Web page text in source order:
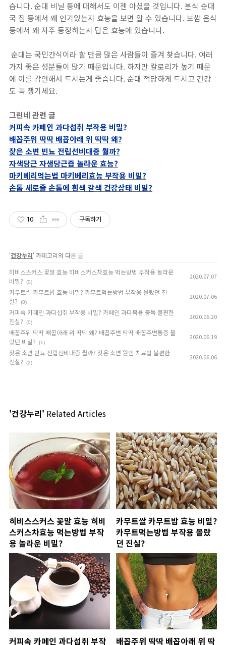
습니다. 순대 비닐 등에 대해서도 이젠 아셨을 것입니다. 분식 순대
국 집 등에서 왜 인기있는지 효능을 보면 알 수 있습니다. 보쌈 음식
등에서 왜 자주 등장하는지 답은 효능에 있습니다.
순대는 국민간식이라 할 만큼 많은 사람들이 즐겨 찾습니다. 여러
가지 좋은 성분들이 많기 때문입니다. 하지만 칼로리가 높기 때문
에 이를 감안해서 드시는게 좋습니다. 순대 적당하게 드시고 건강
도 꼭 챙기세요.
그린네 관련 글
커피속 카페인 과다섭취 부작용 비밀?
배꼽주위 딱딱 배꼽아래 위 딱딱 왜?
잦은 소변 빈뇨 전립선비대증 뭘까?
자색당근 자생당근즙 놀라운 효능?
마키베리먹는법 마키베리효능 부작용 비밀?
손톱 세로줄 손톱에 흰색 갈색 건강상태 비밀?
10 구독하기
'건강누리' 카테고리의 다른 글
히비스스커스 꽃말 효능 히비스커스차효능 먹는방법 부작용 놀라운
비밀?
(0)
2020.07.07
카무트쌀 카무트밥 효능 비밀? 카무트먹는방법 부작용 몰랐던 진
실?
(0)
2020.07.06
커피속 카페인 과다섭취 부작용 비밀? 카페인 과다복용 중독 불편한
진실?
(0)
2020.06.20
배꼽주위 딱딱 배꼽아래 위 딱딱 왜? 배꼽주변 딱딱 배꼽주변통증 몰
랐던 비밀?
(1)
2020.06.19
잦은 소변 빈뇨 전립선비대증 뭘까? 잦은 소변 원인 치료법 불편한
진실?
(2)
2020.06.06
'건강누리' Related Articles
히비스스커스 꽃말 효능 히비
스커스차효능 먹는방법 부작
용 놀라운 비밀?
카무트쌀 카무트밥 효능 비밀?
카무트먹는방법 부작용 몰랐
던 진실?
커피속 카페인 과다섭취 부작 배꼽주위 딱딱 배꼽아래 위 딱